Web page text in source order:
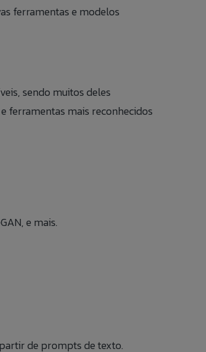
ferramentas e modelos
sendo muitos deles
ferramentas mais reconhecidos
e mais.
de prompts de texto.